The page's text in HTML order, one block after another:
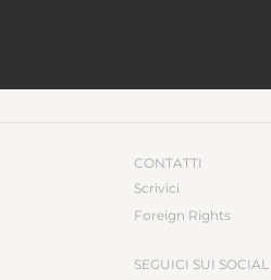
CONTATTI
Scrivici
Foreign Rights
SEGUICI SUI SOCIAL